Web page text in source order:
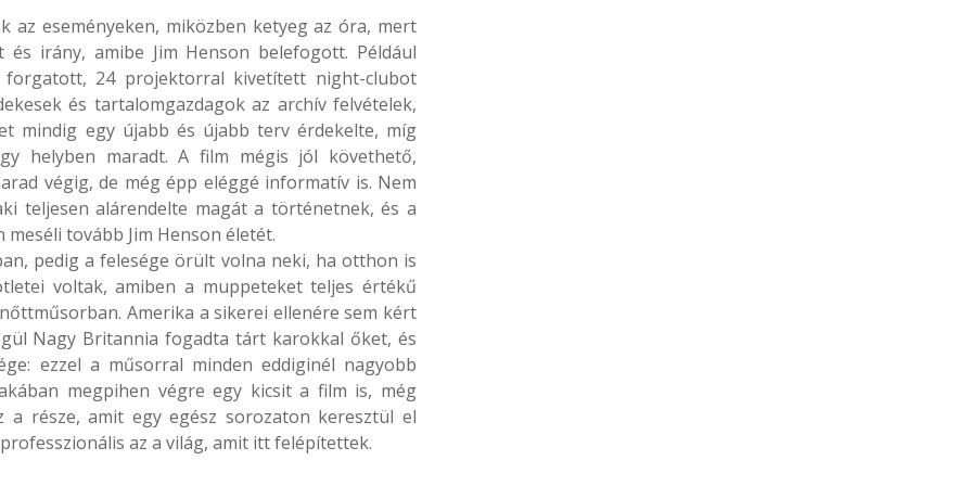
az eseményeken, miközben ketyeg az óra, mert
irány, amibe Jim Henson belefogott. Például
24 projektorral kivetített night-clubot
és tartalomgazdagok az archív felvételek,
mindig egy újabb és újabb terv érdekelte, míg
helyben maradt. A film mégis jól követhető,
végig, de még épp eléggé informatív is. Nem
teljesen alárendelte magát a történetnek, és a
tovább Jim Henson életét.
pedig a felesége örült volna neki, ha otthon is
voltak, amiben a muppeteket teljes értékű
Amerika a sikerei ellenére sem kért
Nagy Britannia fogadta tárt karokkal őket, és
ezzel a műsorral minden eddiginél nagyobb
megpihen végre egy kicsit a film is, még
a része, amit egy egész sorozaton keresztül el
az a világ, amit itt felépítettek.